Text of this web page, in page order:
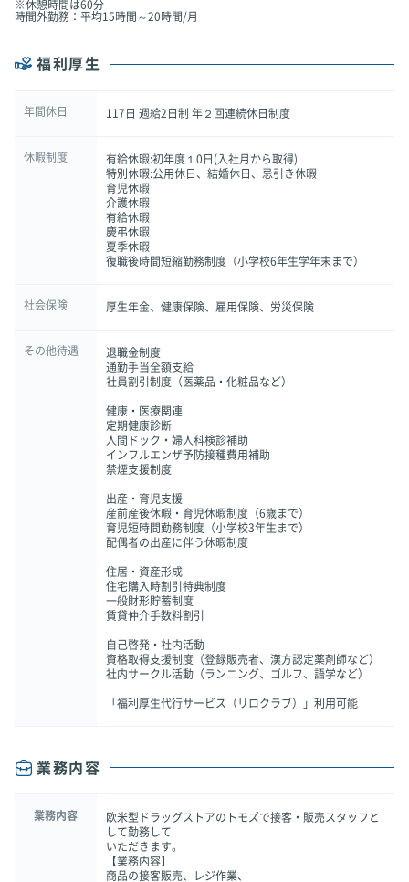
※休憩時間は60分
時間外勤務：平均15時間～20時間/月
福利厚生
年間休日 117日 週給2日制 年２回連続休日制度
休暇制度
有給休暇:初年度１0日(入社月から取得)
特別休暇:公用休日、結婚休日、忌引き休暇
育児休暇
介護休暇
有給休暇
慶弔休暇
夏季休暇
復職後時間短縮勤務制度（小学校6年生学年末まで）
社会保険 厚生年金、健康保険、雇用保険、労災保険
その他待遇
退職金制度
通勤手当全額支給
社員割引制度（医薬品・化粧品など）
健康・医療関連
定期健康診断
人間ドック・婦人科検診補助
インフルエンザ予防接種費用補助
禁煙支援制度
出産・育児支援
産前産後休暇・育児休暇制度（6歳まで）
育児短時間勤務制度（小学校3年生まで）
配偶者の出産に伴う休暇制度
住居・資産形成
住宅購入時割引特典制度
一般財形貯蓄制度
賃貸仲介手数料割引
自己啓発・社内活動
資格取得支援制度（登録販売者、漢方認定薬剤師など）
社内サークル活動（ランニング、ゴルフ、語学など）
「福利厚生代行サービス（リロクラブ）」利用可能
業務内容
業務内容
欧米型ドラッグストアのトモズで接客・販売スタッフと
して勤務して
いただきます。
【業務内容】
商品の接客販売、レジ作業、